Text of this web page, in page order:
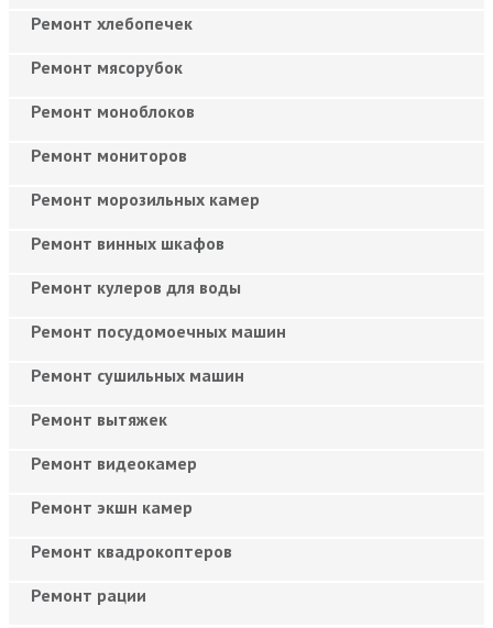
Ремонт хлебопечек
Ремонт мясорубок
Ремонт моноблоков
Ремонт мониторов
Ремонт морозильных камер
Ремонт винных шкафов
Ремонт кулеров для воды
Ремонт посудомоечных машин
Ремонт сушильных машин
Ремонт вытяжек
Ремонт видеокамер
Ремонт экшн камер
Ремонт квадрокоптеров
Ремонт рации